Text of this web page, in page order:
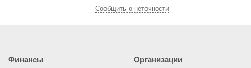
Cообщить о неточности
Финансы Организации